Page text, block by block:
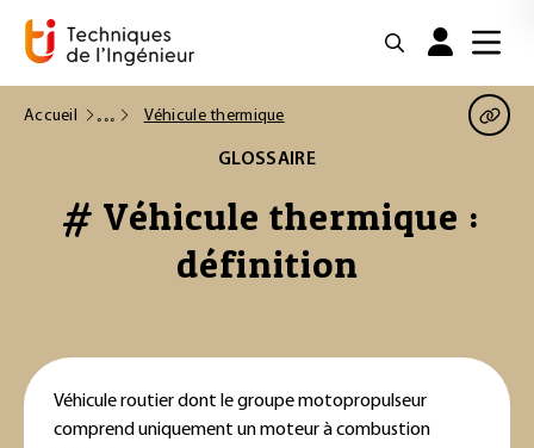
Accueil Véhicule thermique
GLOSSAIRE
# Véhicule thermique :
définition
Véhicule routier dont le groupe motopropulseur
comprend uniquement un moteur à combustion